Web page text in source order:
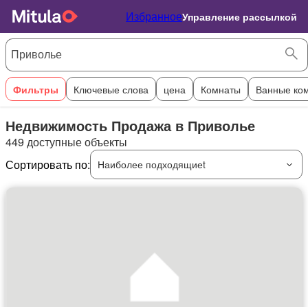
ИзбранноеУправление рассылкой
Фильтры Ключевые слова цена Комнаты Ванные
Недвижимость Продажа в Приволье
449 доступные объекты
Сортировать по:
Наиболее подходящиеt